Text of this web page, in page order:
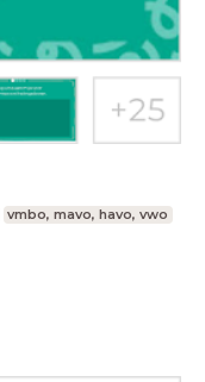
vmbo, mavo, havo, vwo